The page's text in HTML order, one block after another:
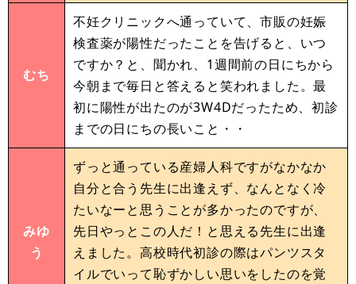
むち
不妊クリニックへ通っていて、市販の妊娠
検査薬が陽性だったことを告げると、いつ
ですか？と、聞かれ、1週間前の日にちから
今朝まで毎日と答えると笑われました。最
初に陽性が出たのが3W4Dだったため、初診
までの日にちの長いこと・・
みゆ
う
ずっと通っている産婦人科ですがなかなか
自分と合う先生に出逢えず、なんとなく冷
たいなーと思うことが多かったのですが、
先日やっとこの人だ！と思える先生に出逢
えました。高校時代初診の際はパンツスタ
イルでいって恥ずかしい思いをしたのを覚